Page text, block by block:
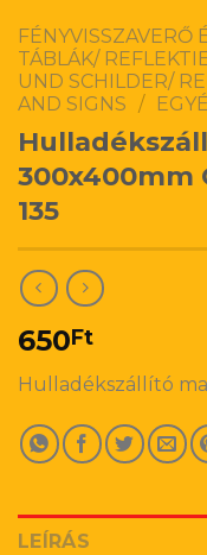
FÉNYVISSZAVERŐ
TÁBLÁK/
UND SCHILDER/
AND SIGNS /
300x400mm
135
650Ft
Hulladékszállító
LEÍRÁS